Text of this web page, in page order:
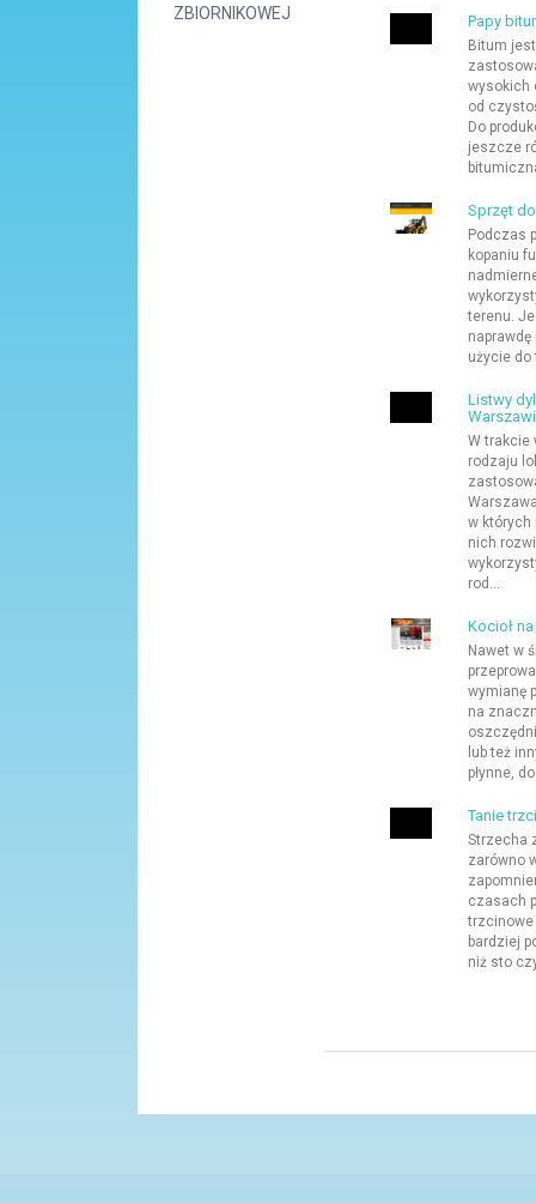
ZBIORNIKOWEJ
Papy
Bitum
wysokich
od
Do
jeszcze
Sprzęt
Podczas
kopaniu
terenu.
użycie do
Listwy
W trakcie
rodzaju
w których
nich
rod...
Kocioł
Nawet w
wymianę
na
lub też
płynne,
Tanie
Strzecha
zarówno
czasach
trzcinowe
bardziej
niż sto